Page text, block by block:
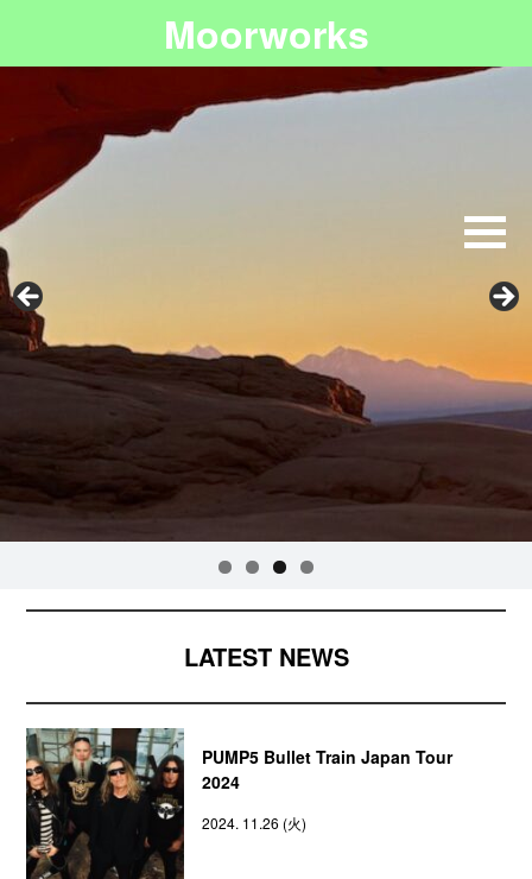
Moorworks
LATEST NEWS
PUMP5 Bullet Train Japan Tour
2024
2024. 11.26 (火)